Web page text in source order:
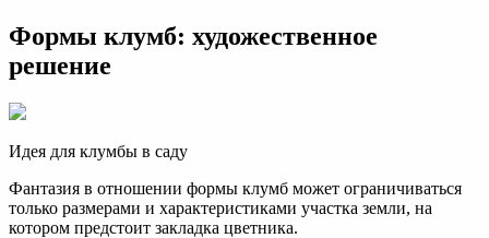
Формы клумб: художественное
решение
Идея для клумбы в саду
Фантазия в отношении формы клумб может ограничиваться
только размерами и характеристиками участка земли, на
котором предстоит закладка цветника.